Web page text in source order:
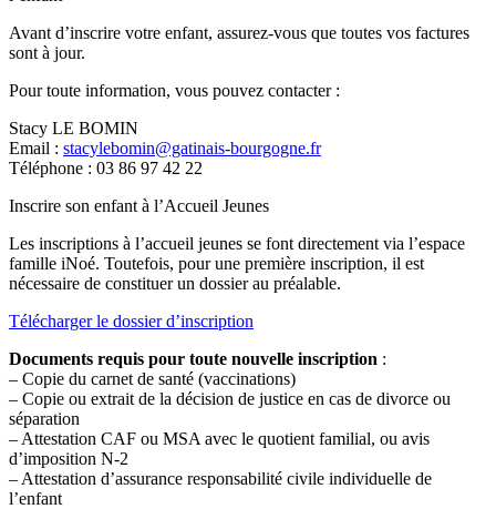
Avant d’inscrire votre enfant, assurez-vous que toutes vos factures
sont à jour.
Pour toute information, vous pouvez contacter :
Stacy LE BOMIN
Email : stacylebomin@gatinais-bourgogne.fr
Téléphone : 03 86 97 42 22
Inscrire son enfant à l’Accueil Jeunes
Les inscriptions à l’accueil jeunes se font directement via l’espace
famille iNoé. Toutefois, pour une première inscription, il est
nécessaire de constituer un dossier au préalable.
Télécharger le dossier d’inscription
Documents requis pour toute nouvelle inscription :
– Copie du carnet de santé (vaccinations)
– Copie ou extrait de la décision de justice en cas de divorce ou
séparation
– Attestation CAF ou MSA avec le quotient familial, ou avis
d’imposition N-2
– Attestation d’assurance responsabilité civile individuelle de
l’enfant